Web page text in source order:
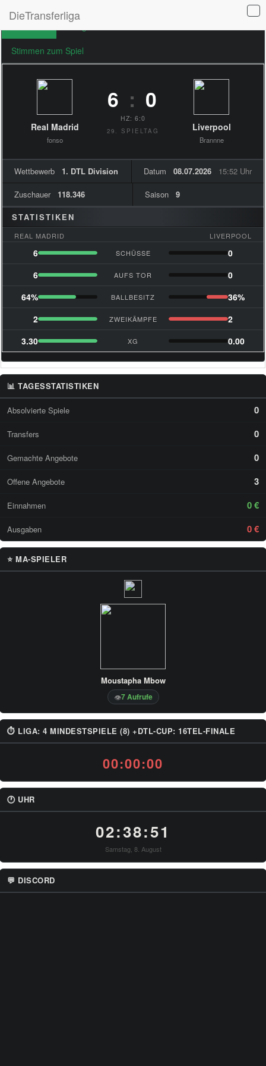
DieTransferliga
Stimmen zum Spiel
Real Madrid
fonso
6 : 0
HZ: 6:0
29. SPIELTAG Liverpool
Brannne
Wettbewerb 1. DTL Division Datum 08.07.2026 15:52 Uhr
Zuschauer 118.346 Saison
9
STATISTIKEN
REAL MADRID LIVERPOOL
6 SCHÜSSE
0
6
AUFS TOR
0
64%
BALLBESITZ
36%
2
ZWEIKÄMPFE
2
3.30
XG 0.00
📊 TAGESSTATISTIKEN
Absolvierte Spiele 0
Transfers 0
Gemachte Angebote 0
Offene Angebote 3
Einnahmen 0 €
Ausgaben 0 €
⭐ MA-SPIELER
Moustapha Mbow
👁7 Aufrufe
⏱ LIGA: 4 MINDESTSPIELE (8) +DTL-CUP: 16TEL-FINALE
00:00:00
🕐 UHR
02:38:51
Samstag, 8. August
💬 DISCORD